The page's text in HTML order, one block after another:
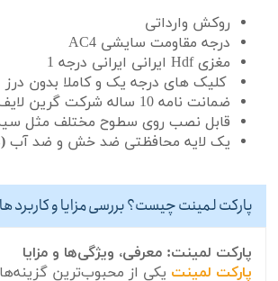
روکش وارداتی
درجه مقاومت سایشی AC4
مغزی Hdf ایرانی ایرانی درجه 1
کلیک های درجه یک و کاملا بدون درز
ضمانت نامه 10 ساله شرکت گرین لایف
قابل نصب روی سطوح مختلف مثل
یک لایه محافظتی ضد خش و ضد آب
پارکت لمینت چیست؟ بررسی مزایا و کاربرد ها
پارکت لمینت: معرفی، ویژگی‌ها و مزایا
پارکت لمینت یکی از محبوب‌ترین